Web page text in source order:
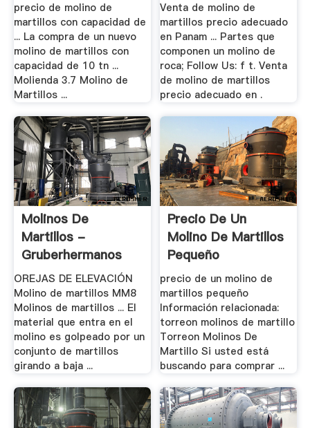
precio de molino de
martillos con capacidad de
... La compra de un nuevo
molino de martillos con
capacidad de 10 tn ...
Molienda 3.7 Molino de
Martillos ...
Venta de molino de
martillos precio adecuado
en Panam ... Partes que
componen un molino de
roca; Follow Us: f t. Venta
de molino de martillos
precio adecuado en .
Molinos De
Martillos -
Gruberhermanos
OREJAS DE ELEVACIÓN
Molino de martillos MM8
Molinos de martillos ... El
material que entra en el
molino es golpeado por un
conjunto de martillos
girando a baja ...
Precio De Un
Molino De Martillos
Pequeño
precio de un molino de
martillos pequeño
Información relacionada:
torreon molinos de martillo
Torreon Molinos De
Martillo Si usted está
buscando para comprar ...